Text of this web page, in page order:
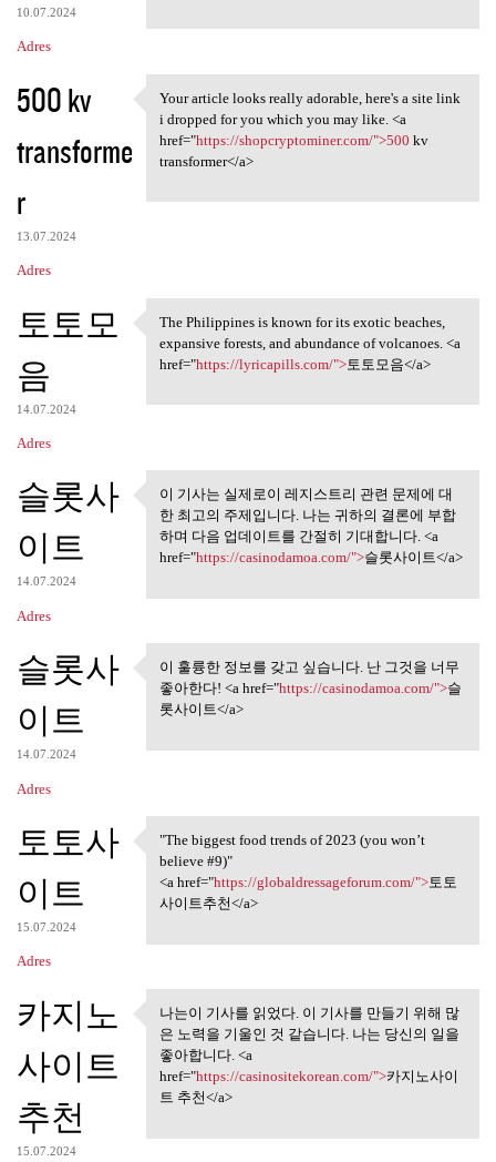
10.07.2024
Adres
500 kv
transforme
r
13.07.2024
Adres
Your article looks really
Your article looks really adorable, here's a site link
i dropped for you which you may like. <a
href="https://shopcryptominer.com/">500 kv
transformer</a>
토토모
음
14.07.2024
Adres
The Philippines is known for
The Philippines is known for its exotic beaches,
expansive forests, and abundance of volcanoes. <a
href="https://lyricapills.com/">토토모음</a>
슬롯사
이트
14.07.2024
Adres
이 기사는 실제로이 레지스트리
관련 문제에 대한
이 기사는 실제로이 레지스트리 관련 문제에 대
한 최고의 주제입니다. 나는 귀하의 결론에 부합
하며 다음 업데이트를 간절히 기대합니다. <a
href="https://casinodamoa.com/">슬롯사이트</a>
슬롯사
이트
14.07.2024
Adres
이 훌륭한 정보를 갖고 싶습니다.
난 그것을 너무
이 훌륭한 정보를 갖고 싶습니다. 난 그것을 너무
좋아한다! <a href="https://casinodamoa.com/">슬
롯사이트</a>
토토사
이트
15.07.2024
Adres
"The biggest food trends of
"The biggest food trends of 2023 (you won’t
believe #9)"
<a href="https://globaldressageforum.com/">토토
사이트추천</a>
카지노
사이트
추천
15.07.2024
나는이 기사를 읽었다. 이 기사를
만들기 위해 많은
나는이 기사를 읽었다. 이 기사를 만들기 위해 많
은 노력을 기울인 것 같습니다. 나는 당신의 일을
좋아합니다. <a
href="https://casinositekorean.com/">카지노사이
트 추천</a>